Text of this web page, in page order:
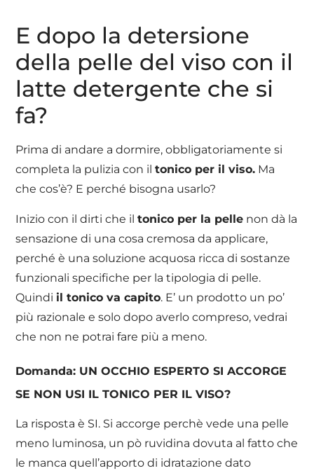
E dopo la detersione
della pelle del viso con il
latte detergente che si
fa?
Prima di andare a dormire, obbligatoriamente si
completa la pulizia con iltonico per il viso. Ma
che cos’è? E perché bisogna usarlo?
Inizio con il dirti che iltonico per la pelle non dà la
sensazione di una cosa cremosa da applicare,
perché è una soluzione acquosa ricca di sostanze
funzionali specifiche per la tipologia di pelle.
Quindi il tonico va capito. E’ un prodotto un po’
più razionale e solo dopo averlo compreso, vedrai
che non ne potrai fare più a meno.
Domanda: UN OCCHIO ESPERTO SI ACCORGE
SE NON USI IL TONICO PER IL VISO?
La risposta è SI. Si accorge perchè vede una pelle
meno luminosa, un pò ruvidina dovuta al fatto che
le manca quell’apporto di idratazione dato